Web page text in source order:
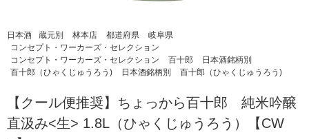
日本酒 蔵元別 林本店 都道府県
岐阜県
コンセプト・ワーカーズ・セレクション
コンセプト・ワーカーズ・セレクション
百十郎
日本酒銘柄別
百十郎（ひゃくじゅうろう)
日本酒銘柄別 百十郎（ひゃくじゅうろう)
【クール便推奨】ちょっから百十郎 純米吟醸
直汲み<生> 1.8L（ひゃくじゅうろう）【CW